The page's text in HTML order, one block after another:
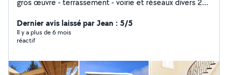
gros œuvre - terrassement - voirie et réseaux divers 20
Dernier avis laissé par Jean : 5/5
Il y a plus de 6 mois
réactif